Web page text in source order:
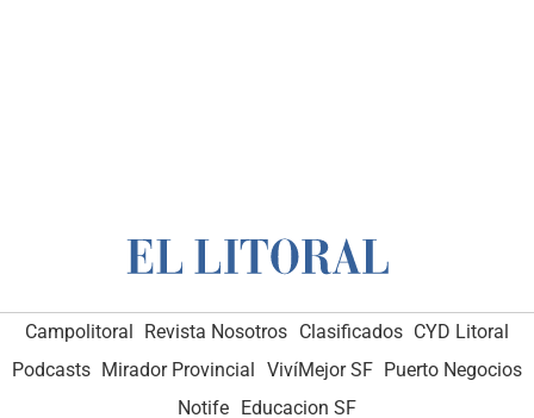
Campolitoral Revista Nosotros Clasificados CYD Litoral
Podcasts Mirador Provincial VivíMejor SF Puerto Negocios
Notife Educacion SF